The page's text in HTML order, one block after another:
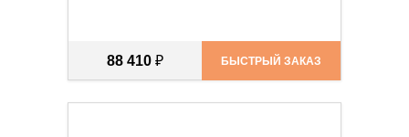
88 410 ₽ БЫСТРЫЙ ЗАКАЗ